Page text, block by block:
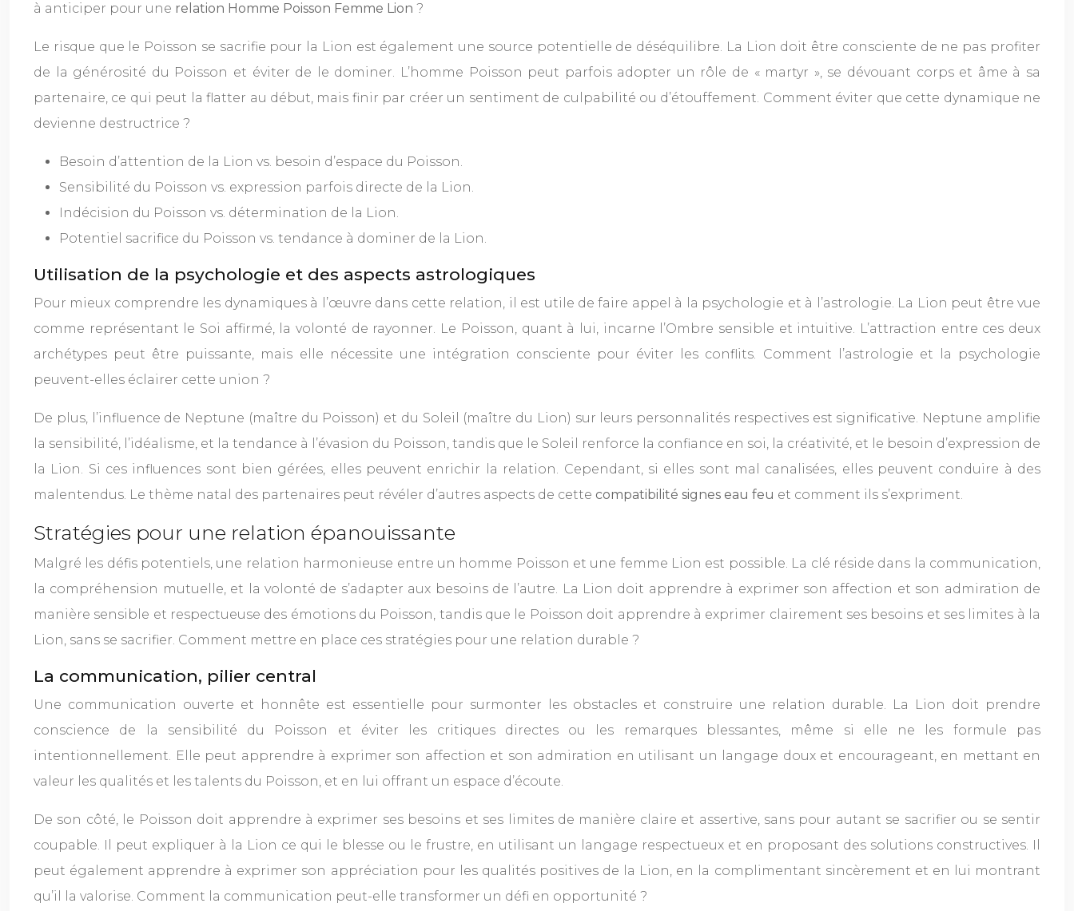
à anticiper pour une relation Homme Poisson Femme Lion ?
Le risque que le Poisson se sacrifie pour la Lion est également une source potentielle de déséquilibre. La Lion doit être consciente de ne pas profiter
de la générosité du Poisson et éviter de le dominer. L’homme Poisson peut parfois adopter un rôle de « martyr », se dévouant corps et âme à sa
partenaire, ce qui peut la flatter au début, mais finir par créer un sentiment de culpabilité ou d’étouffement. Comment éviter que cette dynamique ne
devienne destructrice ?
Besoin d’attention de la Lion vs. besoin d’espace du Poisson.
Sensibilité du Poisson vs. expression parfois directe de la Lion.
Indécision du Poisson vs. détermination de la Lion.
Potentiel sacrifice du Poisson vs. tendance à dominer de la Lion.
Utilisation de la psychologie et des aspects astrologiques
Pour mieux comprendre les dynamiques à l’œuvre dans cette relation, il est utile de faire appel à la psychologie et à l’astrologie. La Lion peut être vue
comme représentant le Soi affirmé, la volonté de rayonner. Le Poisson, quant à lui, incarne l’Ombre sensible et intuitive. L’attraction entre ces deux
archétypes peut être puissante, mais elle nécessite une intégration consciente pour éviter les conflits. Comment l’astrologie et la psychologie
peuvent-elles éclairer cette union ?
De plus, l’influence de Neptune (maître du Poisson) et du Soleil (maître du Lion) sur leurs personnalités respectives est significative. Neptune amplifie
la sensibilité, l’idéalisme, et la tendance à l’évasion du Poisson, tandis que le Soleil renforce la confiance en soi, la créativité, et le besoin d’expression de
la Lion. Si ces influences sont bien gérées, elles peuvent enrichir la relation. Cependant, si elles sont mal canalisées, elles peuvent conduire à des
malentendus. Le thème natal des partenaires peut révéler d’autres aspects de cette compatibilité signes eau feu et comment ils s’expriment.
Stratégies pour une relation épanouissante
Malgré les défis potentiels, une relation harmonieuse entre un homme Poisson et une femme Lion est possible. La clé réside dans la communication,
la compréhension mutuelle, et la volonté de s’adapter aux besoins de l’autre. La Lion doit apprendre à exprimer son affection et son admiration de
manière sensible et respectueuse des émotions du Poisson, tandis que le Poisson doit apprendre à exprimer clairement ses besoins et ses limites à la
Lion, sans se sacrifier. Comment mettre en place ces stratégies pour une relation durable ?
La communication, pilier central
Une communication ouverte et honnête est essentielle pour surmonter les obstacles et construire une relation durable. La Lion doit prendre
conscience de la sensibilité du Poisson et éviter les critiques directes ou les remarques blessantes, même si elle ne les formule pas
intentionnellement. Elle peut apprendre à exprimer son affection et son admiration en utilisant un langage doux et encourageant, en mettant en
valeur les qualités et les talents du Poisson, et en lui offrant un espace d’écoute.
De son côté, le Poisson doit apprendre à exprimer ses besoins et ses limites de manière claire et assertive, sans pour autant se sacrifier ou se sentir
coupable. Il peut expliquer à la Lion ce qui le blesse ou le frustre, en utilisant un langage respectueux et en proposant des solutions constructives. Il
peut également apprendre à exprimer son appréciation pour les qualités positives de la Lion, en la complimentant sincèrement et en lui montrant
qu’il la valorise. Comment la communication peut-elle transformer un défi en opportunité ?